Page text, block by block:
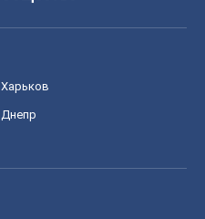
Харьков
Днепр